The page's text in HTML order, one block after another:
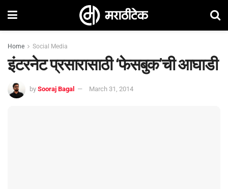
Home Social Media
इंटरनेट प्रसारासाठी ‘फेसबुक’ची आघाडी
by Sooraj Bagal March 31, 2014